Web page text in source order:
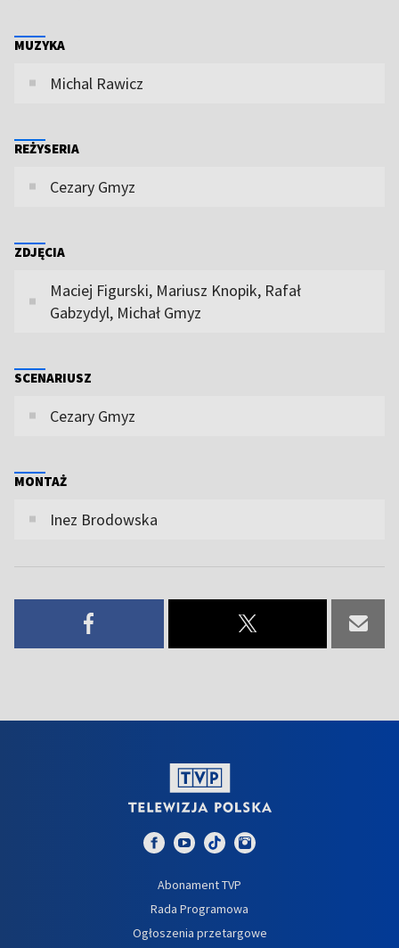
MUZYKA
Michal Rawicz
REŻYSERIA
Cezary Gmyz
ZDJĘCIA
Maciej Figurski, Mariusz Knopik, Rafał
Gabzydyl, Michał Gmyz
SCENARIUSZ
Cezary Gmyz
MONTAŻ
Inez Brodowska
Abonament TVP
Rada Programowa
Ogłoszenia przetargowe